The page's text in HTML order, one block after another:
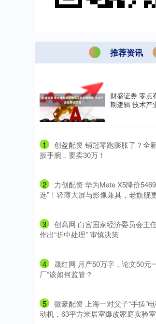
推荐资讯
财盛证券 零点
期逻辑 技术产
1
创盈配资 销冠零跑膨胀了？全
扳手腕，要卖30万！
2
力创配资 华为Mate X5降价
选”！轻薄大屏与影像兼具，老旗舰
3
创高网 白宫国家经济委员会主
作出“折中处理” 审慎决策
4
晟红网 月产50万字，论文50元
厂”该如何监管？
5
微豪配资 上海一对父子“手搓”
动机，63平方米居室爆改家庭实验室